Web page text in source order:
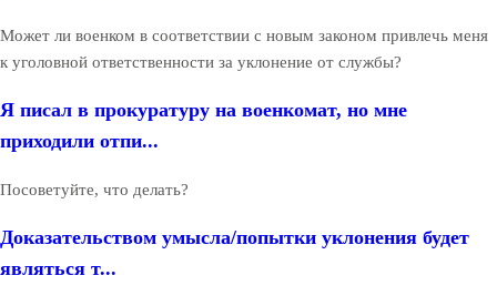
Может ли военком в соответствии с новым законом привлечь меня
к уголовной ответственности за уклонение от службы?
Я писал в прокуратуру на военкомат, но мне
приходили отпи...
Посоветуйте, что делать?
Доказательством умысла/попытки уклонения будет
являться т...